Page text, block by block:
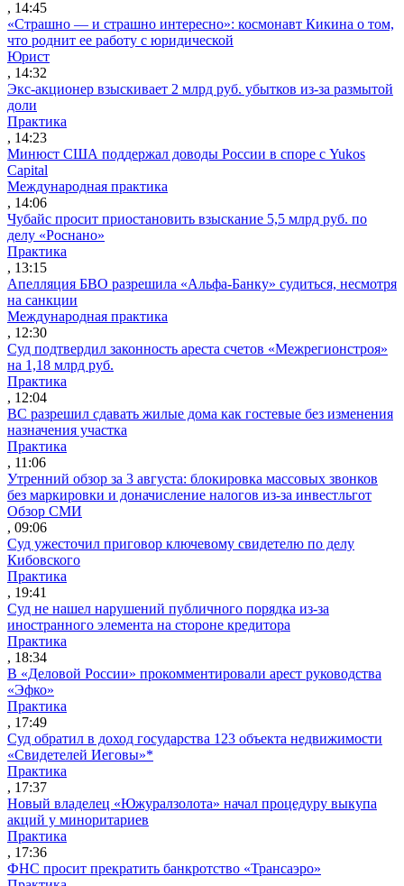
, 14:45
«Страшно — и страшно интересно»: космонавт Кикина о том,
что роднит ее работу с юридической
Юрист
, 14:32
Экс-акционер взыскивает 2 млрд руб. убытков из-за размытой
доли
Практика
, 14:23
Минюст США поддержал доводы России в споре с Yukos
Capital
Международная практика
, 14:06
Чубайс просит приостановить взыскание 5,5 млрд руб. по
делу «Роснано»
Практика
, 13:15
Апелляция БВО разрешила «Альфа-Банку» судиться, несмотря
на санкции
Международная практика
, 12:30
Суд подтвердил законность ареста счетов «Межрегионстроя»
на 1,18 млрд руб.
Практика
, 12:04
ВС разрешил сдавать жилые дома как гостевые без изменения
назначения участка
Практика
, 11:06
Утренний обзор за 3 августа: блокировка массовых звонков
без маркировки и доначисление налогов из-за инвестльгот
Обзор СМИ
, 09:06
Суд ужесточил приговор ключевому свидетелю по делу
Кибовского
Практика
, 19:41
Суд не нашел нарушений публичного порядка из-за
иностранного элемента на стороне кредитора
Практика
, 18:34
В «Деловой России» прокомментировали арест руководства
«Эфко»
Практика
, 17:49
Суд обратил в доход государства 123 объекта недвижимости
«Свидетелей Иеговы»*
Практика
, 17:37
Новый владелец «Южуралзолота» начал процедуру выкупа
акций у миноритариев
Практика
, 17:36
ФНС просит прекратить банкротство «Трансаэро»